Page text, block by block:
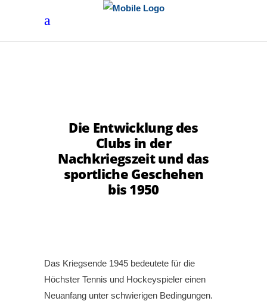
Die Entwicklung des
Clubs in der
Nachkriegszeit und das
sportliche Geschehen
bis 1950
Das Kriegsende 1945 bedeutete für die
Höchster Tennis­ und Hockeyspieler einen
Neuanfang unter schwierigen Bedingungen.